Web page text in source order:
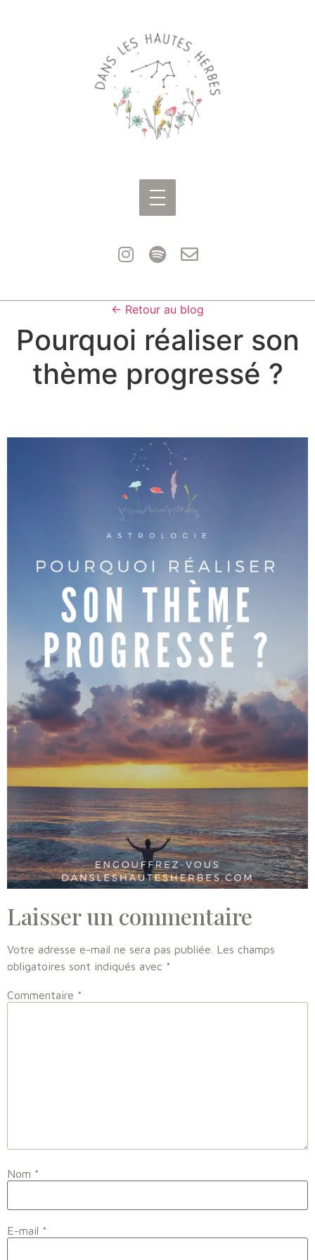
← Retour au blog
Pourquoi réaliser son
thème progressé ?
Laisser un commentaire
Votre adresse e-mail ne sera pas publiée. Les champs
obligatoires sont indiqués avec *
Commentaire *
Nom *
E-mail *